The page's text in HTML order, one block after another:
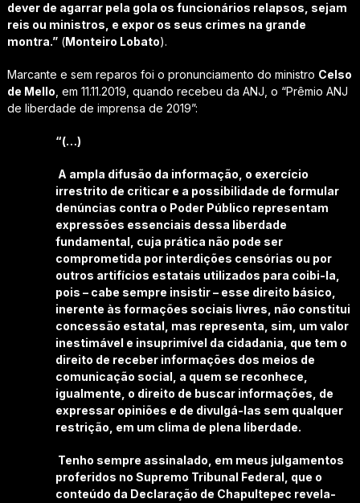
dever de agarrar pela gola os funcionários relapsos, sejam
reis ou ministros, e expor os seus crimes na grande
montra.”(Monteiro Lobato).
Marcante e sem reparos foi o pronunciamento do ministro Celso
de Mello , em 11.11.2019, quando recebeu da ANJ, o “Prêmio ANJ
de liberdade de imprensa de 2019”:
“(…)
A ampla difusão da informação, o exercício
irrestrito de criticar e a possibilidade de formular
denúncias contra o Poder Público representam
expressões essenciais dessa liberdade
fundamental, cuja prática não pode ser
comprometida por interdições censórias ou por
outros artifícios estatais utilizados para coibi-la,
pois – cabe sempre insistir – esse direito básico,
inerente às formações sociais livres, não constitui
concessão estatal, mas representa, sim, um valor
inestimável e insuprimível da cidadania, que tem o
direito de receber informações dos meios de
comunicação social, a quem se reconhece,
igualmente, o direito de buscar informações, de
expressar opiniões e de divulgá-las sem qualquer
restrição, em um clima de plena liberdade.
Tenho sempre assinalado, em meus julgamentos
proferidos no Supremo Tribunal Federal, que o
conteúdo da Declaração de Chapultepec revela-